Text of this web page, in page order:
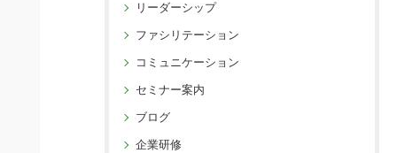
リーダーシップ
ファシリテーション
コミュニケーション
セミナー案内
ブログ
企業研修